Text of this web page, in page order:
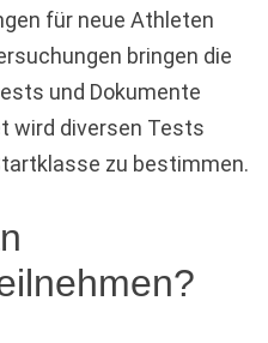
für neue Athleten
bringen die
und Dokumente
wird diversen Tests
zu bestimmen.